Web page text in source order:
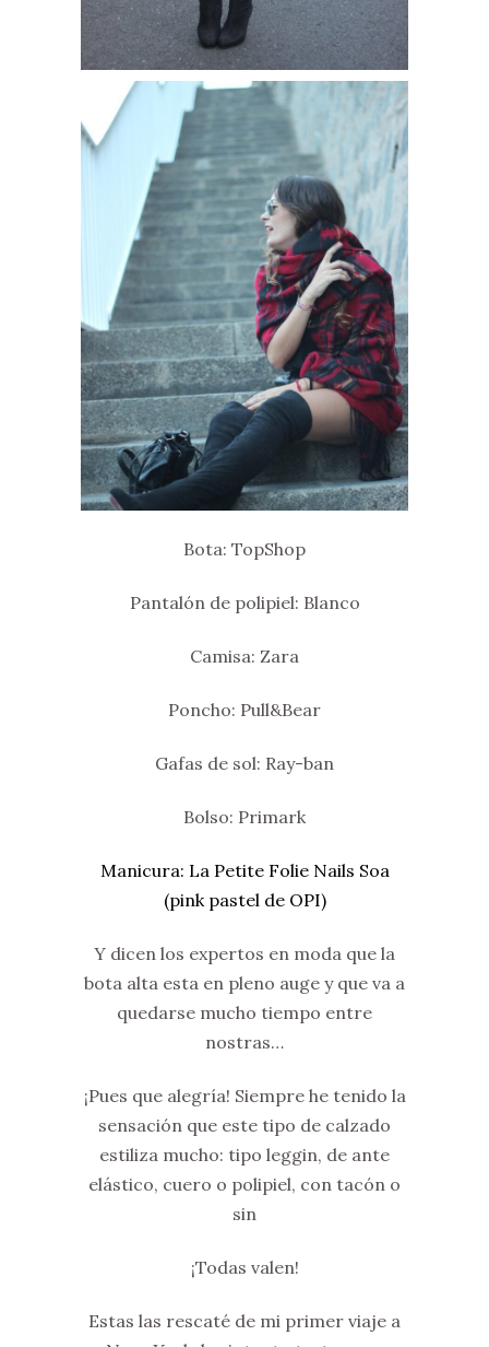
Bota: TopShop
Pantalón de polipiel: Blanco
Camisa: Zara
Poncho: Pull&Bear
Gafas de sol: Ray-ban
Bolso: Primark
Manicura: La Petite Folie Nails Soa
(pink pastel de OPI)
Y dicen los expertos en moda que la
bota alta esta en pleno auge y que va a
quedarse mucho tiempo entre
nostras…
¡Pues que alegría! Siempre he tenido la
sensación que este tipo de calzado
estiliza mucho: tipo leggin, de ante
elástico, cuero o polipiel, con tacón o
sin
¡Todas valen!
Estas las rescaté de mi primer viaje a